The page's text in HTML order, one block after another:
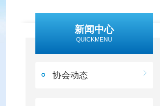
新闻中心
QUICKMENU
协会动态